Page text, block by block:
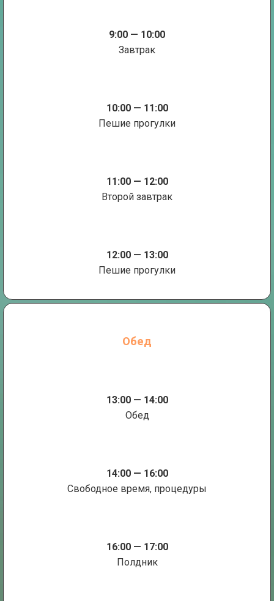
9:00 — 10:00
Завтрак
10:00 — 11:00
Пешие прогулки
11:00 — 12:00
Второй завтрак
12:00 — 13:00
Пешие прогулки
Обед
13:00 — 14:00
Обед
14:00 — 16:00
Свободное время, процедуры
16:00 — 17:00
Полдник